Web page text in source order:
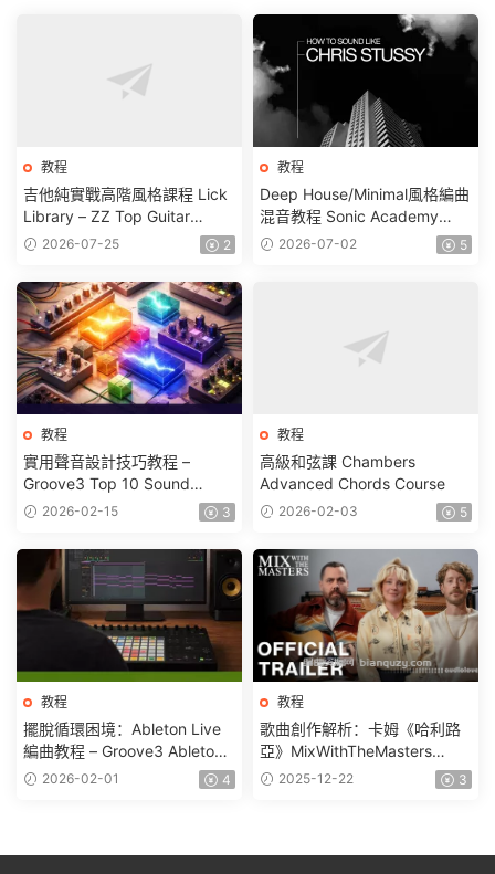
教程
吉他純實戰高階風格課程 Lick
Library – ZZ Top Guitar
Lessons & Backing Tracks
2026-07-25 2
教程
Deep House/Minimal風格編曲
混音教程 Sonic Academy
How To Sound Like Chris
2026-07-02 5
教程
實用聲音設計技巧教程 –
Groove3 Top 10 Sound
Design Ideas
2026-02-15 3
教程
高級和弦課 Chambers
Advanced Chords Course
2026-02-03 5
教程
擺脫循環困境：Ableton Live
編曲教程 – Groove3 Ableton
Live Breaking Out Of The
2026-02-01 4
教程
歌曲創作解析：卡姆《哈利路
亞》MixWithTheMasters
Journey of a Song:
2025-12-22 3